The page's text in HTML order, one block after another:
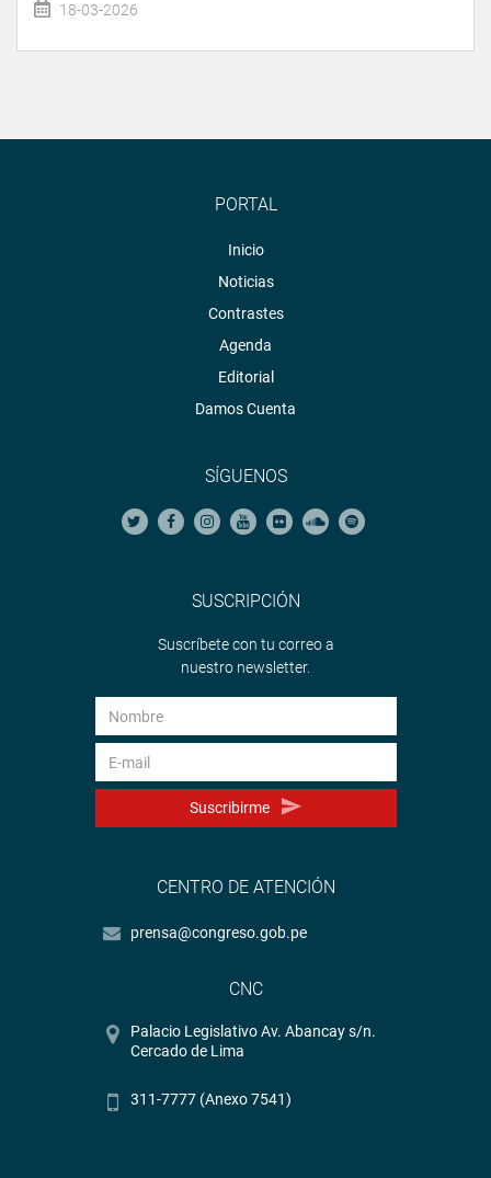
18-03-2026
PORTAL
Inicio
Noticias
Contrastes
Agenda
Editorial
Damos Cuenta
SÍGUENOS
SUSCRIPCIÓN
Suscríbete con tu correo a
nuestro newsletter.
Suscribirme
CENTRO DE ATENCIÓN
prensa@congreso.gob.pe
CNC
Palacio Legislativo Av. Abancay s/n.
Cercado de Lima
311-7777 (Anexo 7541)